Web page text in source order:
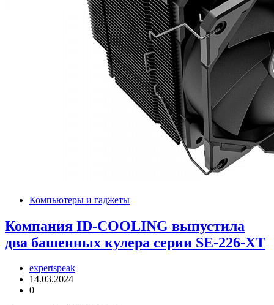
Компьютеры и гаджеты
Компания ID-COOLING выпустила
два башенных кулера серии SE-226-XT
expertspeak
14.03.2024
0